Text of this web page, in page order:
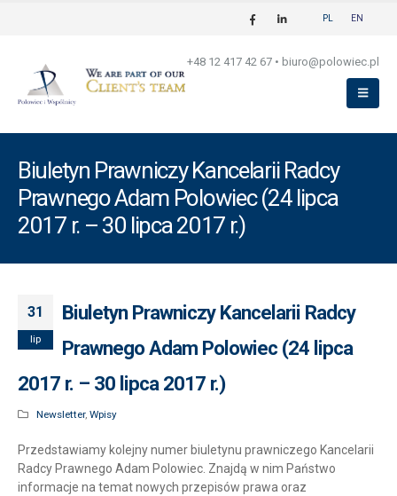
PL EN
+48 12 417 42 67 • biuro@polowiec.pl
Biuletyn Prawniczy Kancelarii Radcy
Prawnego Adam Polowiec (24 lipca
2017 r. – 30 lipca 2017 r.)
31
lip
Biuletyn Prawniczy Kancelarii Radcy
Prawnego Adam Polowiec (24 lipca
2017 r. – 30 lipca 2017 r.)
Newsletter, Wpisy
Przedstawiamy kolejny numer biuletynu prawniczego Kancelarii
Radcy Prawnego Adam Polowiec. Znajdą w nim Państwo
informacje na temat nowych przepisów prawa oraz